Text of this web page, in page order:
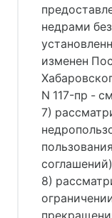
недрами
изменен
N 117-пр -
7)
8)